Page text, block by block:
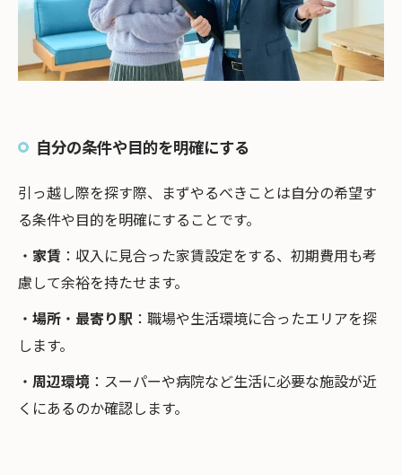
自分の条件や目的を明確にする
引っ越し際を探す際、まずやるべきことは自分の希望す
る条件や目的を明確にすることです。
・ 家賃 ：収入に見合った家賃設定をする、初期費用も考
慮して余裕を持たせます。
・ 場所 ・ 最寄り駅 ：職場や生活環境に合ったエリアを探
します。
・ 周辺環境 ：スーパーや病院など生活に必要な施設が近
くにあるのか確認します。